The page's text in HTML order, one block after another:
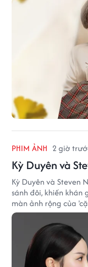
PHIM ẢNH 2 giờ
Kỳ Duyên và
Kỳ Duyên và Steven
sánh đôi, khiến
màn ảnh rộng của